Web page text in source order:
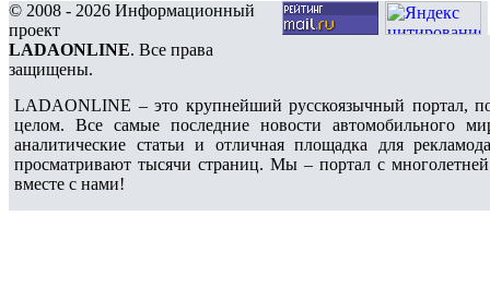
© 2008 - 2026 Информационный
проект
LADAONLINE. Все права
защищены.
LADAONLINE – это крупнейший русскоязычный портал,
целом. Все самые последние новости автомобильного
аналитические статьи и отличная площадка для
просматривают тысячи страниц. Мы – портал с
вместе с нами!